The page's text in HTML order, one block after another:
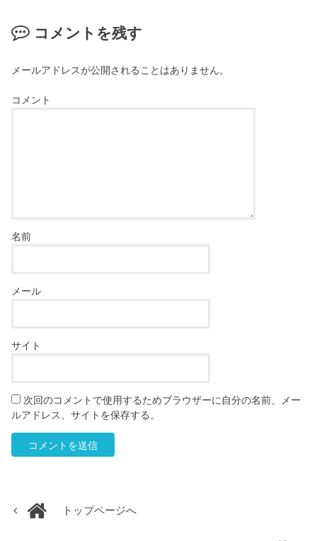
コメントを残す
メールアドレスが公開されることはありません。
コメント
名前
メール
サイト
次回のコメントで使用するためブラウザーに自分の名前、メー
ルアドレス、サイトを保存する。
トップページへ